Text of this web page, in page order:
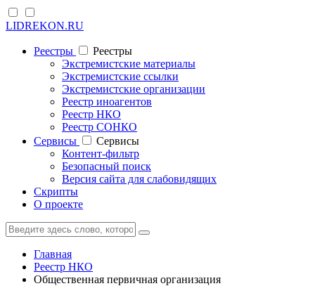
LIDREKON.RU
Реестры
Реестры
Экстремистские материалы
Экстремистские ссылки
Экстремистские организации
Реестр иноагентов
Реестр НКО
Реестр СОНКО
Cервисы
Cервисы
Контент-фильтр
Безопасный поиск
Версия сайта для слабовидящих
Скрипты
О проекте
Главная
Реестр НКО
Общественная первичная организация